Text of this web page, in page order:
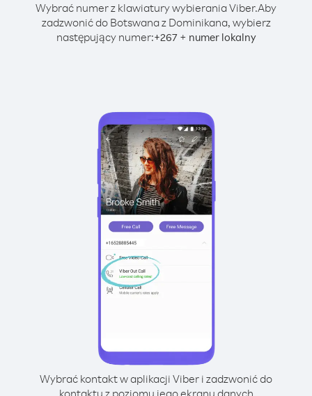
Wybrać numer z klawiatury wybierania Viber.Aby
zadzwonić do Botswana z Dominikana, wybierz
następujący numer:+267+ numer lokalny
Wybrać kontakt w aplikacji Viber i zadzwonić do
kontaktu z poziomu jego ekranu danych